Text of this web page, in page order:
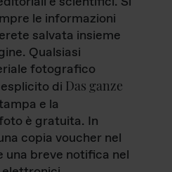
le informazioni
salvata insieme
Qualsiasi
fotografico
di Das ganze
e la
è gratuita. In
copia voucher nel
una breve notifica nel